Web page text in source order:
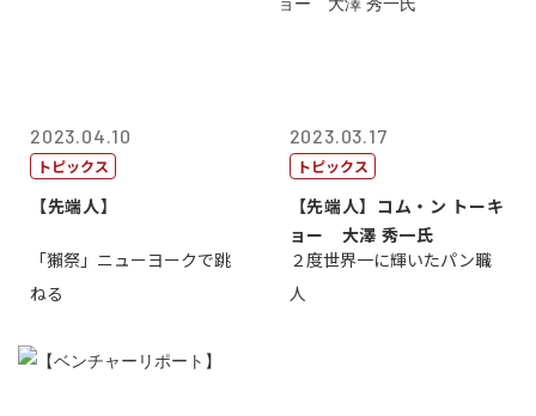
2023.04.10
トピックス
【先端人】
「獺祭」ニューヨークで跳
ねる
2023.03.17
トピックス
【先端人】コム・ン トーキ
ョー 大澤 秀一氏
２度世界一に輝いたパン職
人